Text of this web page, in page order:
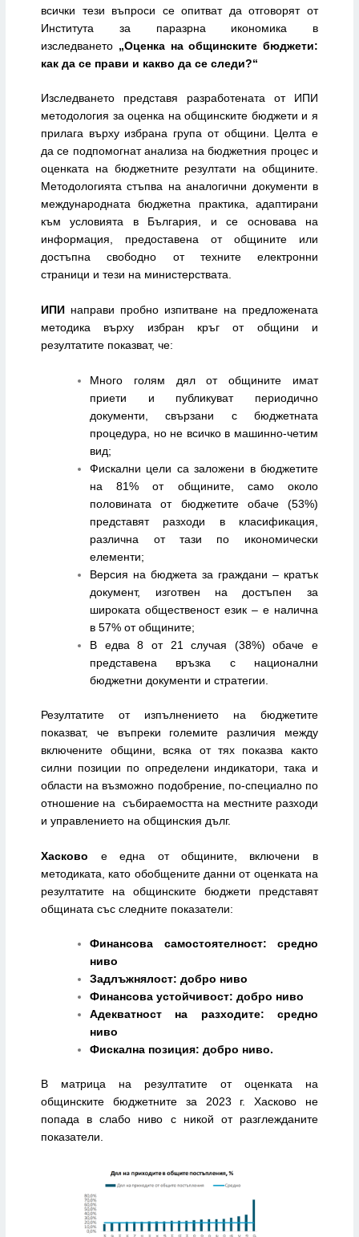
всички тези въпроси се опитват да отговорят от
Института за паразрна икономика в
изследването „Оценка на общинските бюджети:
как да се прави и какво да се следи?“
Изследването представя разработената от ИПИ
методология за оценка на общинските бюджети и я
прилага върху избрана група от общини. Целта е
да се подпомогнат анализа на бюджетния процес и
оценката на бюджетните резултати на общините.
Методологията стъпва на аналогични документи в
международната бюджетна практика, адаптирани
към условията в България, и се основава на
информация, предоставена от общините или
достъпна свободно от техните електронни
страници и тези на министерствата.
ИПИ направи пробно изпитване на предложената
методика върху избран кръг от общини и
резултатите показват, че:
Много голям дял от общините имат
приети и публикуват периодично
документи, свързани с бюджетната
процедура, но не всичко в машинно-четим
вид;
Фискални цели са заложени в бюджетите
на 81% от общините, само около
половината от бюджетите обаче (53%)
представят разходи в класификация,
различна от тази по икономически
елементи;
Версия на бюджета за граждани – кратък
документ, изготвен на достъпен за
широката общественост език – е налична
в 57% от общините;
В едва 8 от 21 случая (38%) обаче е
представена връзка с национални
бюджетни документи и стратегии.
Резултатите от изпълнението на бюджетите
показват, че въпреки големите различия между
включените общини, всяка от тях показва както
силни позиции по определени индикатори, така и
области на възможно подобрение, по-специално по
отношение на събираемостта на местните разходи
и управлението на общинския дълг.
Хасково е една от общините, включени в
методиката, като обобщените данни от оценката на
резултатите на общинските бюджети представят
общината със следните показатели:
Финансова самостоятелност: средно
ниво
Задлъжнялост: добро ниво
Финансова устойчивост: добро ниво
Адекватност на разходите: средно
ниво
Фискална позиция: добро ниво.
В матрица на резултатите от оценката на
общинските бюджетните за 2023 г. Хасково не
попада в слабо ниво с никой от разглежданите
показатели.